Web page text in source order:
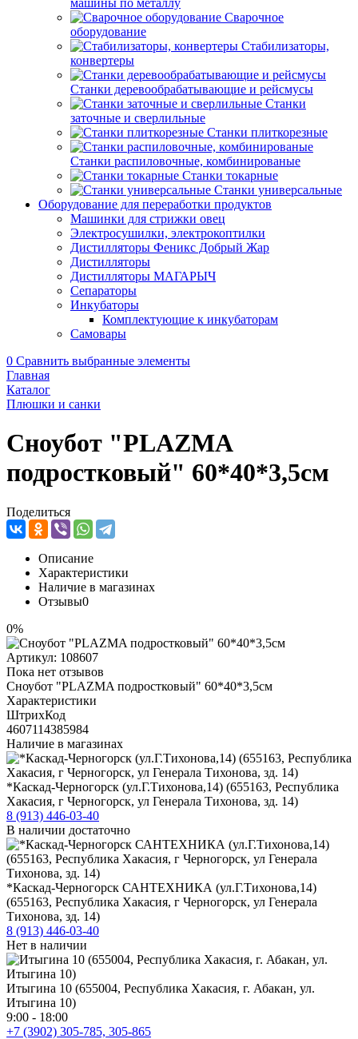
машины по металлу
Сварочное
оборудование
Стабилизаторы,
конвертеры
Станки деревообрабатывающие и рейсмусы
Станки
заточные и сверлильные
Станки плиткорезные
Станки распиловочные, комбинированые
Станки токарные
Станки универсальные
Оборудование для переработки продуктов
Машинки для стрижки овец
Электросушилки, электрокоптилки
Дистилляторы Феникс Добрый Жар
Дистилляторы
Дистилляторы МАГАРЫЧ
Сепараторы
Инкубаторы
Комплектующие к инкубаторам
Самовары
0 Сравнить выбранные элементы
Главная
Каталог
Плюшки и санки
Сноубот "PLAZMA
подростковый" 60*40*3,5см
Поделиться
Описание
Характеристики
Наличие в магазинах
Отзывы0
0%
Артикул: 108607
Пока нет отзывов
Сноубот "PLAZMA подростковый" 60*40*3,5см
Характеристики
ШтрихКод
4607114385984
Наличие в магазинах
*Каскад-Черногорск (ул.Г.Тихонова,14) (655163, Республика
Хакасия, г Черногорск, ул Генерала Тихонова, зд. 14)
8 (913) 446-03-40
В наличии достаточно
*Каскад-Черногорск САНТЕХНИКА (ул.Г.Тихонова,14)
(655163, Республика Хакасия, г Черногорск, ул Генерала
Тихонова, зд. 14)
8 (913) 446-03-40
Нет в наличии
Итыгина 10 (655004, Республика Хакасия, г. Абакан, ул.
Итыгина 10)
9:00 - 18:00
+7 (3902) 305-785, 305-865